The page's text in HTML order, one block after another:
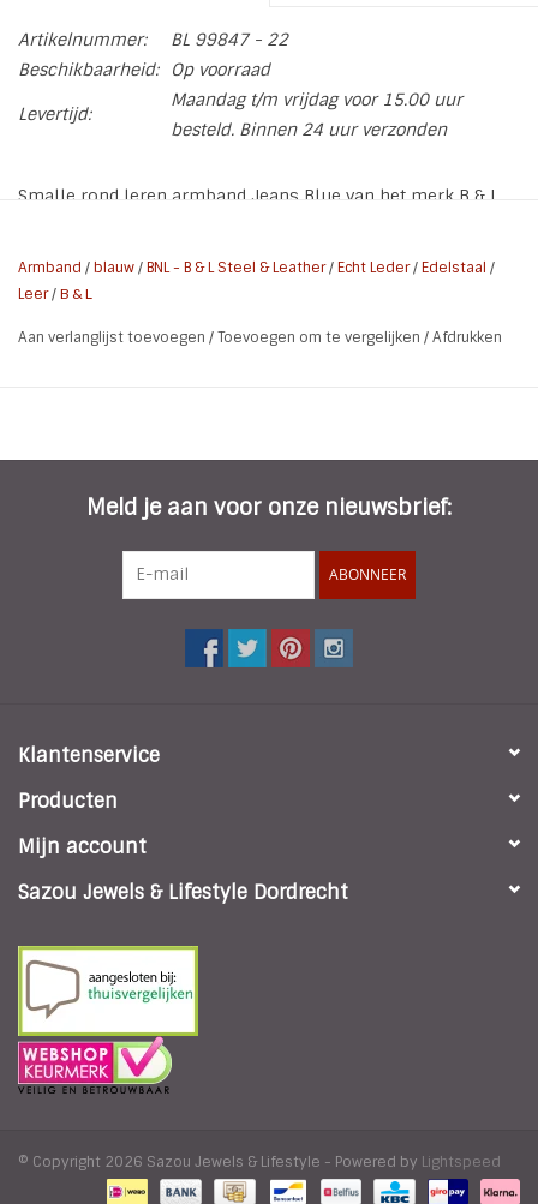
Artikelnummer:
BL 99847 - 22
Beschikbaarheid:
Op voorraad
Levertijd:
Maandag t/m vrijdag voor 15.00 uur
besteld. Binnen 24 uur verzonden
Smalle rond leren armband Jeans Blue van het merk B & L
* Lengte Armband: 21 of 22 cm. Maak een keuze!
* Doorsnee band: 0,7 cm
* Slot: L316 Stainless Steel gold Plated
prettig vind 1 tot 2 cm bij op en je hebt de juiste maat.
Armband /blauw/BNL - B & L Steel & Leather/Echt Leder/Edelstaal /
Leer/ B & L
Aan verlanglijst toevoegen /Toevoegen om te vergelijken /Afdrukken
Meld je aan voor onze nieuwsbrief:
ABONNEER
Klantenservice
Producten
Mijn account
Sazou Jewels & Lifestyle Dordrecht
© Copyright 2026 Sazou Jewels & Lifestyle - Powered by Lightspeed